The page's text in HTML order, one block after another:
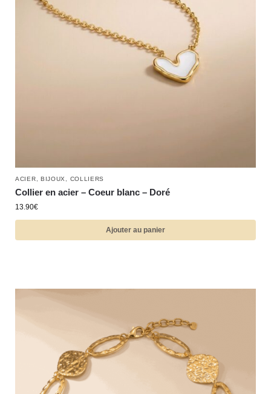
ACIER, BIJOUX, COLLIERS
Collier en acier – Coeur blanc – Doré
13.90€
Ajouter au panier